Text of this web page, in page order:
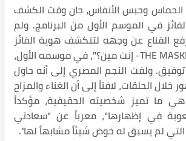
وحبس الأنفاس، حان وقت الكشف
في الموسم الأول من البرنامج. ولم
القناع عن وجهه لتنكشف هوية الفائز
بلقب "THE MASKED SINGER- إنت مين؟"، في موسمه الأول،
ولفت النجم المصري إلى أنه حاول
خلال الحلقات، لافتاً إلى أن الغناء والمزاح
ما تميز شخصيته الحقيقية، مؤكداً
في إظهارها"، معرباً عن "سعادتي
التي لم يسبق له خوض شيئاً مشابهاً لها".